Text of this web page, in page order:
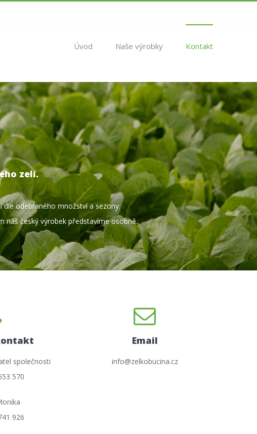
Úvod Naše výrobky Kontakt
zelí.
dle odebraného množství a sezony.
náš český výrobek představíme osobně.
společnosti
570
926
Email
info@zelkobucina.cz